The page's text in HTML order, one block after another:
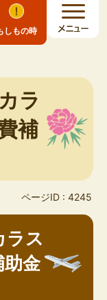
しもの時
ラ
補
ページID : 4245
ラス
助金